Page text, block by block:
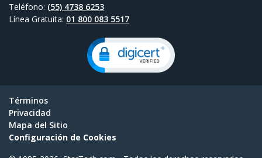
Teléfono: (55) 4738 6253
Línea Gratuita: 01 800 083 5517
Términos
Privacidad
Mapa del Sitio
Configuración de Cookies